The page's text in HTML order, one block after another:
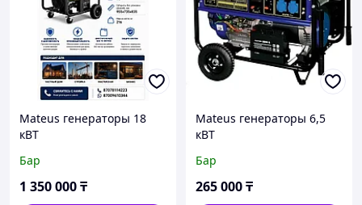
Mateus генераторы 18
кВТ
Бар
1 350 000₸
Mateus генераторы 6,5
кВТ
Бар
265 000₸